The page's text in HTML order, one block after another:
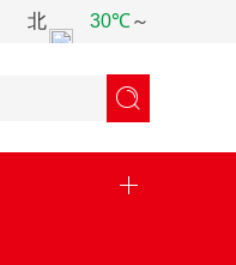
